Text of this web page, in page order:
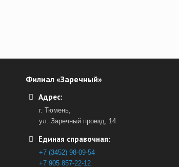
Филиал «Заречный»
Адрес:
г. Тюмень,
ул. Заречный проезд, 14
Единая справочная:
+7 (3452) 98-09-54
+7 905 857-22-12